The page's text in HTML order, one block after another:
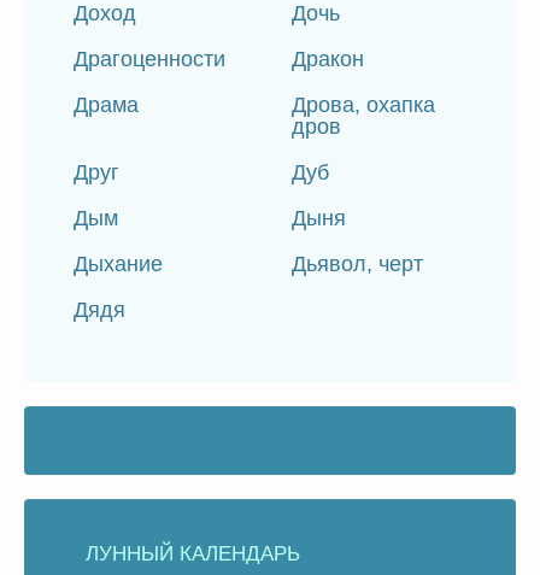
Доход
Дочь
Драгоценности
Дракон
Драма
Дрова, охапка
дров
Друг
Дуб
Дым
Дыня
Дыхание
Дьявол, черт
Дядя
ЛУННЫЙ КАЛЕНДАРЬ